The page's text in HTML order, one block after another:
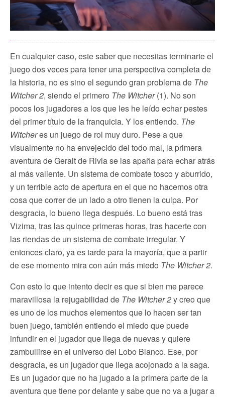
En cualquier caso, este saber que necesitas terminarte el
juego dos veces para tener una perspectiva completa de
la historia, no es sino el segundo gran problema de The
Witcher 2, siendo el primero The Witcher(1). No son
pocos los jugadores a los que les he leído echar pestes
del primer título de la franquicia. Y los entiendo. The
Witcheres un juego de rol muy duro. Pese a que
visualmente no ha envejecido del todo mal, la primera
aventura de Geralt de Rivia se las apaña para echar atrás
al más valiente. Un sistema de combate tosco y aburrido,
y un terrible acto de apertura en el que no hacemos otra
cosa que correr de un lado a otro tienen la culpa. Por
desgracia, lo bueno llega después. Lo bueno está tras
Vizima, tras las quince primeras horas, tras hacerte con
las riendas de un sistema de combate irregular. Y
entonces claro, ya es tarde para la mayoría, que a partir
de ese momento mira con aún más miedo The Witcher 2.
Con esto lo que intento decir es que si bien me parece
maravillosa la rejugabilidad de The Witcher 2y creo que
es uno de los muchos elementos que lo hacen ser tan
buen juego, también entiendo el miedo que puede
infundir en el jugador que llega de nuevas y quiere
zambullirse en el universo del Lobo Blanco. Ese, por
desgracia, es un jugador que llega acojonado a la saga.
Es un jugador que no ha jugado a la primera parte de la
aventura que tiene por delante y sabe que no va a jugar a